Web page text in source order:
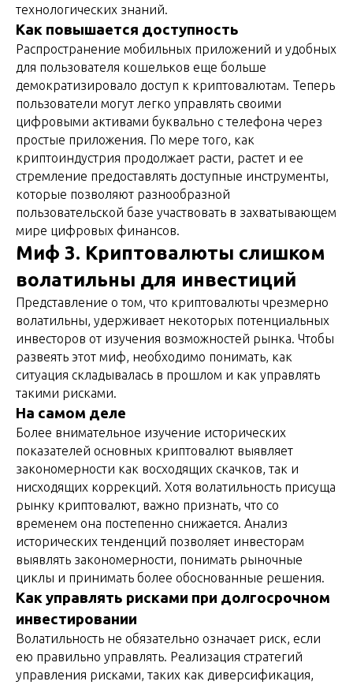
технологических знаний.
Как повышается доступность
Распространение мобильных приложений и удобных
для пользователя кошельков еще больше
демократизировало доступ к криптовалютам. Теперь
пользователи могут легко управлять своими
цифровыми активами буквально с телефона через
простые приложения. По мере того, как
криптоиндустрия продолжает расти, растет и ее
стремление предоставлять доступные инструменты,
которые позволяют разнообразной
пользовательской базе участвовать в захватывающем
мире цифровых финансов.
Миф 3. Криптовалюты слишком
волатильны для инвестиций
Представление о том, что криптовалюты чрезмерно
волатильны, удерживает некоторых потенциальных
инвесторов от изучения возможностей рынка. Чтобы
развеять этот миф, необходимо понимать, как
ситуация складывалась в прошлом и как управлять
такими рисками.
На самом деле
Более внимательное изучение исторических
показателей основных криптовалют выявляет
закономерности как восходящих скачков, так и
нисходящих коррекций. Хотя волатильность присуща
рынку криптовалют, важно признать, что со
временем она постепенно снижается. Анализ
исторических тенденций позволяет инвесторам
выявлять закономерности, понимать рыночные
циклы и принимать более обоснованные решения.
Как управлять рисками при долгосрочном
инвестировании
Волатильность не обязательно означает риск, если
ею правильно управлять. Реализация стратегий
управления рисками, таких как диверсификация,